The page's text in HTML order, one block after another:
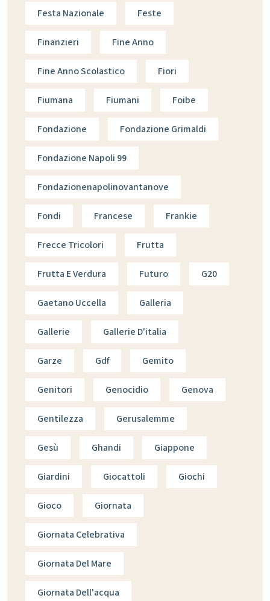
Festa Nazionale Feste
Finanzieri Fine Anno
Fine Anno Scolastico Fiori
Fiumana Fiumani Foibe
Fondazione Fondazione Grimaldi
Fondazione Napoli 99
Fondazionenapolinovantanove
Fondi Francese Frankie
Frecce Tricolori Frutta
Frutta E Verdura Futuro G20
Gaetano Uccella Galleria
Gallerie Gallerie D'italia
Garze Gdf Gemito
Genitori Genocidio Genova
Gentilezza Gerusalemme
Gesù Ghandi Giappone
Giardini Giocattoli Giochi
Gioco Giornata
Giornata Celebrativa
Giornata Del Mare
Giornata Dell'acqua